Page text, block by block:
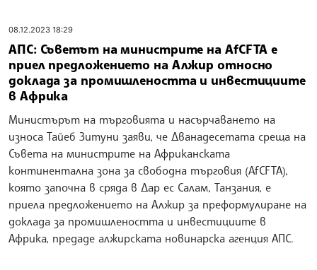
08.12.2023 18:29
АПС: Съветът на министрите на AfCFTA е
приел предложението на Алжир относно
доклада за промишлеността и инвестициите
в Африка
Министърът на търговията и насърчаването на
износа Тайеб Зитуни заяви, че Дванадесетата среща на
Съвета на министрите на Африканската
континентална зона за свободна търговия (AfCFTA),
която започна в сряда в Дар ес Салам, Танзания, е
приела предложението на Алжир за преформулиране на
доклада за промишлеността и инвестициите в
Африка, предаде алжирската новинарска агенция АПС.